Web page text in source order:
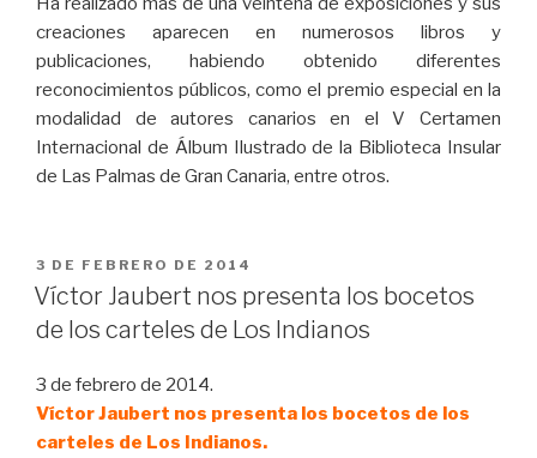
creaciones aparecen en numerosos libros y
publicaciones, habiendo obtenido diferentes
reconocimientos públicos, como el premio especial en la
modalidad de autores canarios en el V Certamen
Internacional de Álbum Ilustrado de la Biblioteca Insular
de Las Palmas de Gran Canaria, entre otros.
PUBLICADO
EL
3 DE FEBRERO DE 2014
Víctor Jaubert nos presenta los bocetos
de los carteles de Los Indianos
3 de febrero de 2014.
Víctor Jaubert nos presenta los bocetos de los
carteles de Los Indianos.